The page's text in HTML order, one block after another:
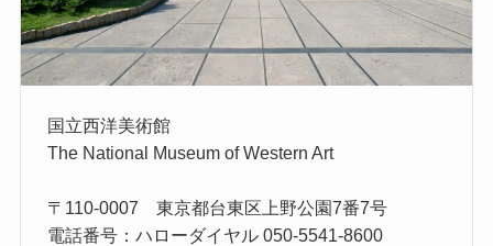
国立西洋美術館
The National Museum of Western Art
〒110-0007 東京都台東区上野公園7番7号
電話番号：ハローダイヤル 050-5541-8600